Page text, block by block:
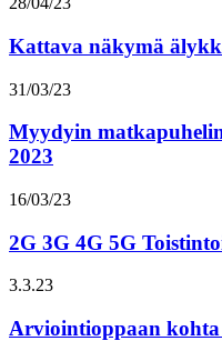
Kattava näkymä
31/03/23
Myydyin
2023
16/03/23
2G 3G 4G 5G
3.3.23
Arviointioppaan